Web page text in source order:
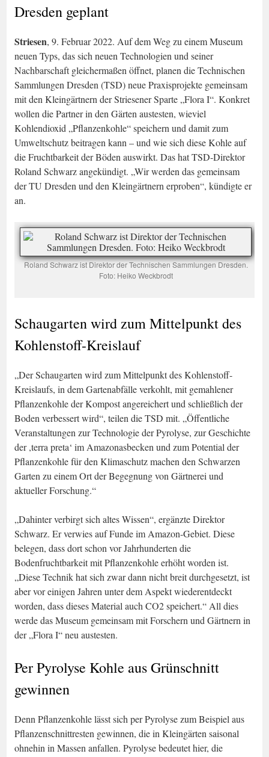
Dresden geplant
Striesen, 9. Februar 2022. Auf dem Weg zu einem Museum
neuen Typs, das sich neuen Technologien und seiner
Nachbarschaft gleichermaßen öffnet, planen die Technischen
Sammlungen Dresden (TSD) neue Praxisprojekte gemeinsam
mit den Kleingärtnern der Striesener Sparte „Flora I“. Konkret
wollen die Partner in den Gärten austesten, wieviel
Kohlendioxid „Pflanzenkohle“ speichern und damit zum
Umweltschutz beitragen kann – und wie sich diese Kohle auf
die Fruchtbarkeit der Böden auswirkt. Das hat TSD-Direktor
Roland Schwarz angekündigt. „Wir werden das gemeinsam
der TU Dresden und den Kleingärtnern erproben“, kündigte er
an.
Roland Schwarz ist Direktor der Technischen Sammlungen Dresden.
Foto: Heiko Weckbrodt
Schaugarten wird zum Mittelpunkt des
Kohlenstoff-Kreislauf
„Der Schaugarten wird zum Mittelpunkt des Kohlenstoff-
Kreislaufs, in dem Gartenabfälle verkohlt, mit gemahlener
Pflanzenkohle der Kompost angereichert und schließlich der
Boden verbessert wird“, teilen die TSD mit. „Öffentliche
Veranstaltungen zur Technologie der Pyrolyse, zur Geschichte
der ,terra preta‘ im Amazonasbecken und zum Potential der
Pflanzenkohle für den Klimaschutz machen den Schwarzen
Garten zu einem Ort der Begegnung von Gärtnerei und
aktueller Forschung.“
„Dahinter verbirgt sich altes Wissen“, ergänzte Direktor
Schwarz. Er verwies auf Funde im Amazon-Gebiet. Diese
belegen, dass dort schon vor Jahrhunderten die
Bodenfruchtbarkeit mit Pflanzenkohle erhöht worden ist.
„Diese Technik hat sich zwar dann nicht breit durchgesetzt, ist
aber vor einigen Jahren unter dem Aspekt wiederentdeckt
worden, dass dieses Material auch CO2 speichert.“ All dies
werde das Museum gemeinsam mit Forschern und Gärtnern in
der „Flora I“ neu austesten.
Per Pyrolyse Kohle aus Grünschnitt
gewinnen
Denn Pflanzenkohle lässt sich per Pyrolyse zum Beispiel aus
Pflanzenschnittresten gewinnen, die in Kleingärten saisonal
ohnehin in Massen anfallen. Pyrolyse bedeutet hier, die